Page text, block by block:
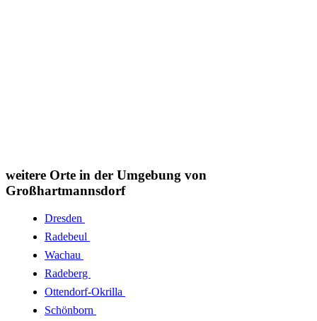
weitere Orte in der Umgebung von
Großhartmannsdorf
Dresden
Radebeul
Wachau
Radeberg
Ottendorf-Okrilla
Schönborn